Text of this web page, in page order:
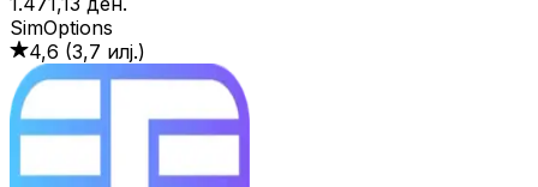
SimOptions
4,6 (3,7 илј.)